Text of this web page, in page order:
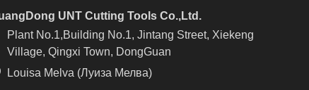
UNT Cutting Tools Co.,Ltd.
Plant No.1,Building No.1, Jintang Street, Xiekeng
Village, Qingxi Town, DongGuan
Louisa Melva (Луиза Мелва)